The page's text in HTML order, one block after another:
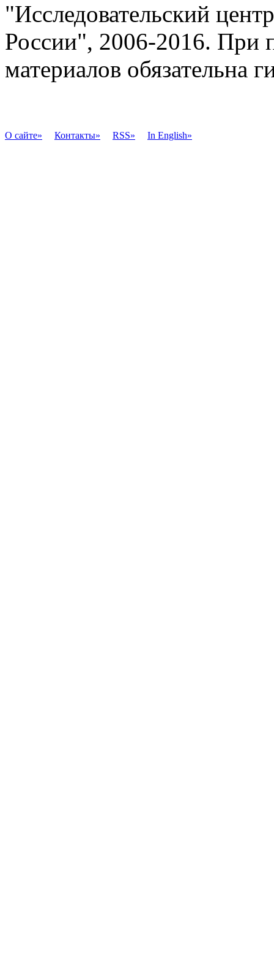
"Исследовательский
России", 2006-2016. При
материалов обязательна
О сайте» Контакты» RSS» In English»